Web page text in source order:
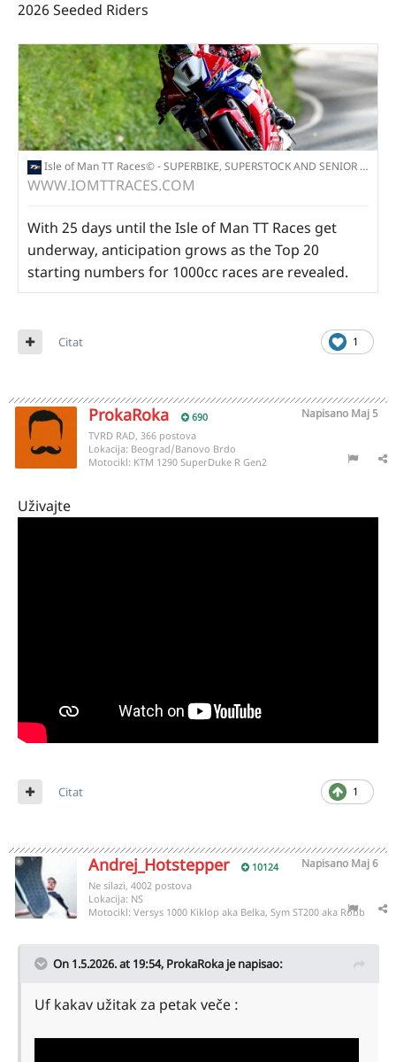
2026 Seeded Riders
Isle of Man TT Races© - SUPERBIKE, SUPERSTOCK AND SENIOR TT RACES - 2026 Seeded Riders
WWW.IOMTTRACES.COM
With 25 days until the Isle of Man TT Races get
underway, anticipation grows as the Top 20
starting numbers for 1000cc races are revealed.
1
Citat
ProkaRoka 690 Napisano Maj 5
TVRD RAD, 366 postova
Lokacija: Beograd/Banovo Brdo
Motocikl: KTM 1290 SuperDuke R Gen2
Uživajte
1
Citat
Andrej_Hotstepper 10124 Napisano Maj 6
Ne silazi, 4002 postova
Lokacija: NS
Motocikl: Versys 1000 Kiklop aka Belka, Sym ST200 aka Robb
On 1.5.2026. at 19:54, ProkaRoka je napisao:
Uf kakav užitak za petak veče :